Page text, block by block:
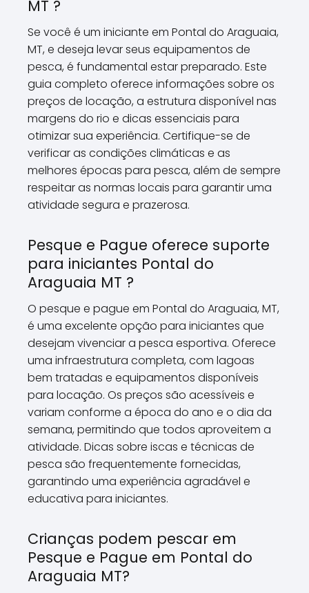
MT ?
Se você é um iniciante em Pontal do Araguaia,
MT, e deseja levar seus equipamentos de
pesca, é fundamental estar preparado. Este
guia completo oferece informações sobre os
preços de locação, a estrutura disponível nas
margens do rio e dicas essenciais para
otimizar sua experiência. Certifique-se de
verificar as condições climáticas e as
melhores épocas para pesca, além de sempre
respeitar as normas locais para garantir uma
atividade segura e prazerosa.
Pesque e Pague oferece suporte
para iniciantes Pontal do
Araguaia MT ?
O pesque e pague em Pontal do Araguaia, MT,
é uma excelente opção para iniciantes que
desejam vivenciar a pesca esportiva. Oferece
uma infraestrutura completa, com lagoas
bem tratadas e equipamentos disponíveis
para locação. Os preços são acessíveis e
variam conforme a época do ano e o dia da
semana, permitindo que todos aproveitem a
atividade. Dicas sobre iscas e técnicas de
pesca são frequentemente fornecidas,
garantindo uma experiência agradável e
educativa para iniciantes.
Crianças podem pescar em
Pesque e Pague em Pontal do
Araguaia MT?